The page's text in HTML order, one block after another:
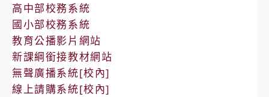
高中部校務系統
國小部校務系統
教育公播影片網站
新課綱銜接教材網站
無聲廣播系統[校內]
線上請購系統[校內]